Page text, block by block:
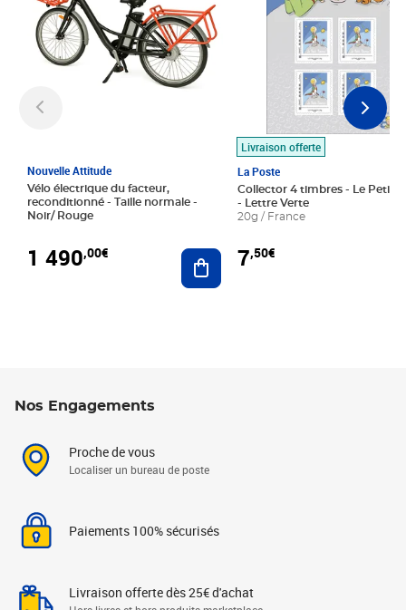
Nouvelle Attitude
Vélo électrique du facteur,
reconditionné - Taille normale -
Noir/ Rouge
1 490,00€ Ajouter au panier
Livraison offerte
La Poste
Collector 4 timbres - Le Petit
- Lettre Verte
20g / France
7,50€
Nos Engagements
Proche de vous
Localiser un bureau de poste
Paiements 100% sécurisés
Livraison offerte dès 25€ d'achat